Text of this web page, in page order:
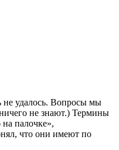
удалось. Вопросы мы
не знают.) Термины
палочке»,
что они имеют по